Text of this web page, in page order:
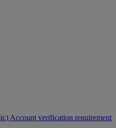
Account verification requirement